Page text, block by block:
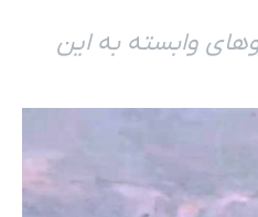
وابستە بە این